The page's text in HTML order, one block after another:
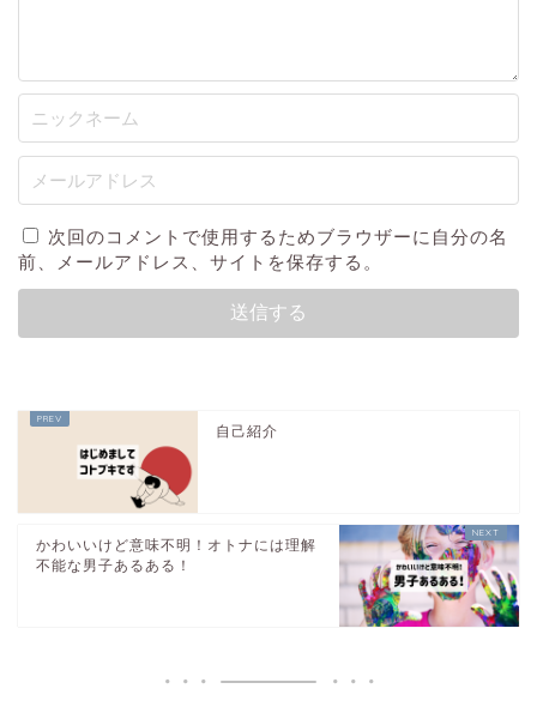
次回のコメントで使用するためブラウザーに自分の名
前、メールアドレス、サイトを保存する。
自己紹介
かわいいけど意味不明！オトナには理解
不能な男子あるある！